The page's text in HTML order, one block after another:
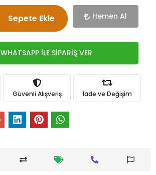
Sepete Ekle Hemen Al
WHATSAPP İLE SİPARİŞ VER
Güvenli Alışveriş İade ve Değişim